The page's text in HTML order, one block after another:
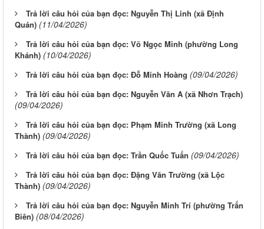
Trả lời câu hỏi của bạn đọc: Nguyễn Thị Linh (xã Định
Quán) (11/04/2026)
Trả lời câu hỏi của bạn đọc: Võ Ngọc Minh (phường Long
Khánh) (10/04/2026)
Trả lời câu hỏi của bạn đọc: Đỗ Minh Hoàng (09/04/2026)
Trả lời câu hỏi của bạn đọc: Nguyễn Văn A (xã Nhơn Trạch)
(09/04/2026)
Trả lời câu hỏi của bạn đọc: Phạm Minh Trường (xã Long
Thành) (09/04/2026)
Trả lời câu hỏi của bạn đọc: Trần Quốc Tuấn (09/04/2026)
Trả lời câu hỏi của bạn đọc: Đặng Văn Trường (xã Lộc
Thành) (09/04/2026)
Trả lời câu hỏi của bạn đọc: Nguyễn Minh Trí (phường Trấn
Biên) (08/04/2026)